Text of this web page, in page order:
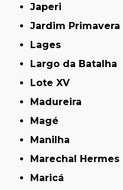
Japeri
Jardim Primavera
Lages
Largo da Batalha
Lote XV
Madureira
Magé
Manilha
Marechal Hermes
Maricá